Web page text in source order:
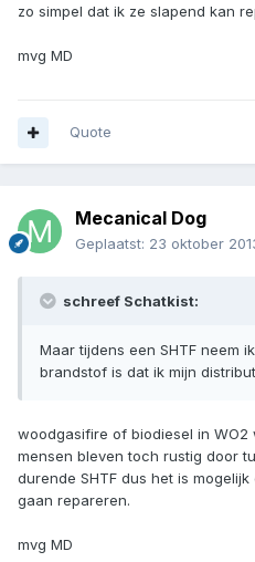
zo simpel dat ik ze slapend kan
mvg MD
Quote
Mecanical Dog
Geplaatst: 23 oktober
schreef Schatkist:
Maar tijdens een SHTF neem
brandstof is dat ik mijn
woodgasifire of biodiesel in
mensen bleven toch rustig door
durende SHTF dus het is
gaan repareren.
mvg MD